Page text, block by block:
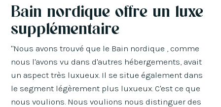
Bain nordique offre un luxe
supplémentaire
"Nous avons trouvé que le Bain nordique , comme
nous l'avons vu dans d'autres hébergements, avait
un aspect très luxueux. Il se situe également dans
le segment légèrement plus luxueux. C'est ce que
nous voulions. Nous voulions nous distinguer des